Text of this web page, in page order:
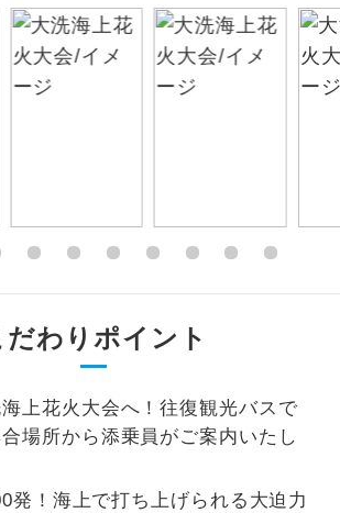
だわりポイント
海上花火大会へ！往復観光バスで
場所から添乗員がご案内いたし
発！海上で打ち上げられる大迫力
ご宿泊ホテルに露天風呂が付いていま
す。
お部屋にてゆっくりとお召し上がりいた
周りの音を気にせず、ガイドさんの説明
をじっくり聞くことができます。
1名様から出発可能な個人型プランで
す。
す。
約が成立となります。
ついて